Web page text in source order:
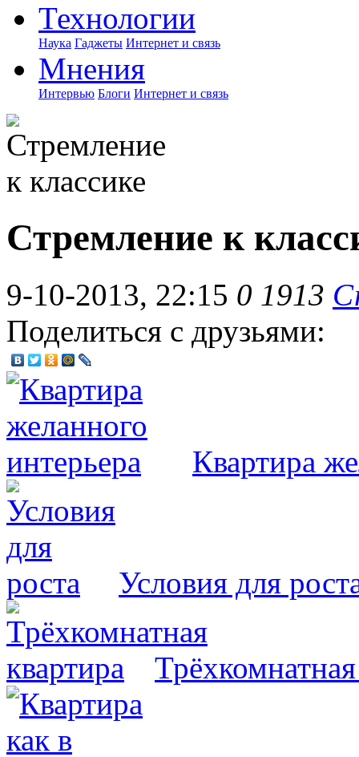
Технологии
Наука Гаджеты Интернет и связь
Мнения
Интервью Блоги Интернет и связь
Стремление к
9-10-2013, 22:15 0 1913
Поделиться с друзьями:
Квартира
Условия для